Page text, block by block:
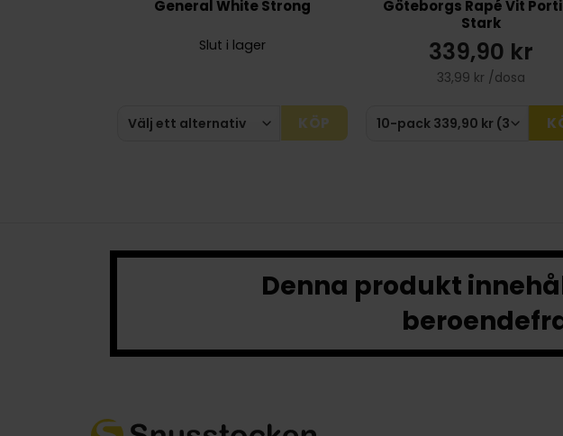
General White Strong
Slut i lager
KÖP
Göteborgs Rapé Vit
Stark
339,90 kr
33,99 kr /dosa
Denna produkt